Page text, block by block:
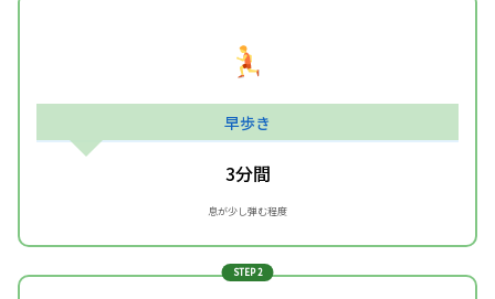
早歩き
3分間
息が少し弾む程度
STEP 2